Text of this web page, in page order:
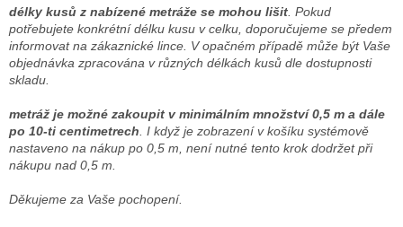
délky kusů z nabízené metráže se mohou lišit. Pokud
potřebujete konkrétní délku kusu v celku, doporučujeme se předem
informovat na zákaznické lince. V opačném případě může být Vaše
objednávka zpracována v různých délkách kusů dle dostupnosti
skladu.
metráž je možné zakoupit v minimálním množství 0,5 m a dále
po 10-ti centimetrech. I když je zobrazení v košíku systémově
nastaveno na nákup po 0,5 m, není nutné tento krok dodržet při
nákupu nad 0,5 m.
Děkujeme za Vaše pochopení.